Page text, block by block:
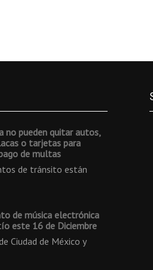
no pueden quitar autos,
o tarjetas para
de multas
de tránsito están
de música electrónica
este 16 de Diciembre
Ciudad de México y